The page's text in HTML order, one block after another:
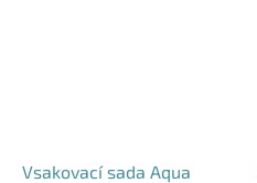
Vsakovací sada Aqua